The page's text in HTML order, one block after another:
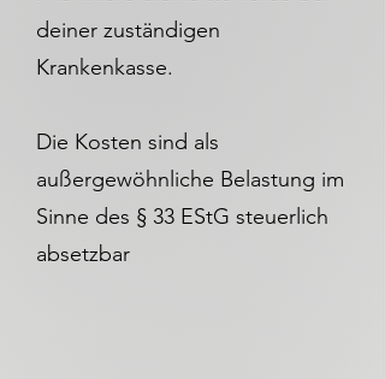
deiner zuständigen
Krankenkasse.
Die Kosten sind als
außergewöhnliche Belastung im
Sinne des § 33 EStG steuerlich
absetzbar